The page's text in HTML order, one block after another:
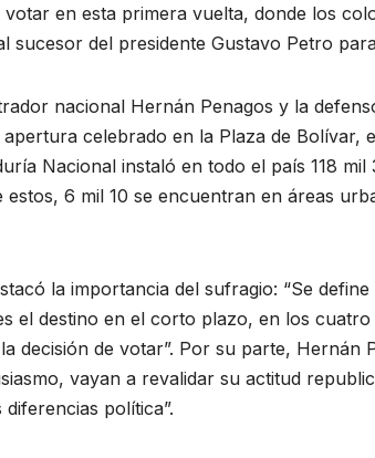
en esta primera vuelta, donde los
sucesor del presidente Gustavo Petro
nacional Hernán Penagos y la
celebrado en la Plaza de Bolívar,
Nacional instaló en todo el país 118
estos, 6 mil 10 se encuentran en áreas
la importancia del sufragio: “Se
el destino en el corto plazo, en los
decisión de votar”. Por su parte, Hernán
vayan a revalidar su actitud
política”.